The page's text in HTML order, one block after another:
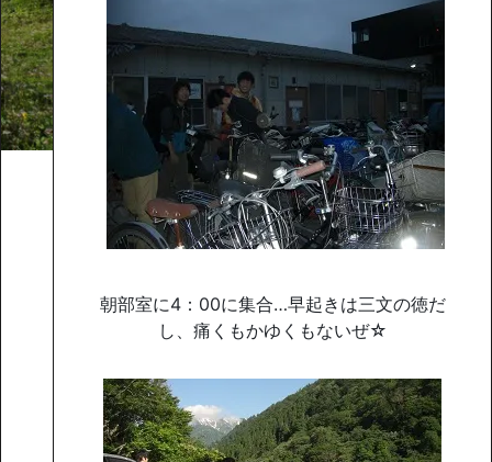
朝部室に4：00に集合…早起きは三文の徳だ
し、痛くもかゆくもないぜ☆